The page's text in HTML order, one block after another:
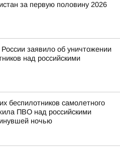
за первую половину 2026
заявило об уничтожении
над российскими
беспилотников самолетного
ПВО над российскими
ночью